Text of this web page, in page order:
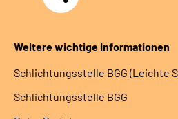
Weitere wichtige Informationen
Schlich­tungs­stel­le BGG (Leichte
Schlich­tungs­stel­le BGG